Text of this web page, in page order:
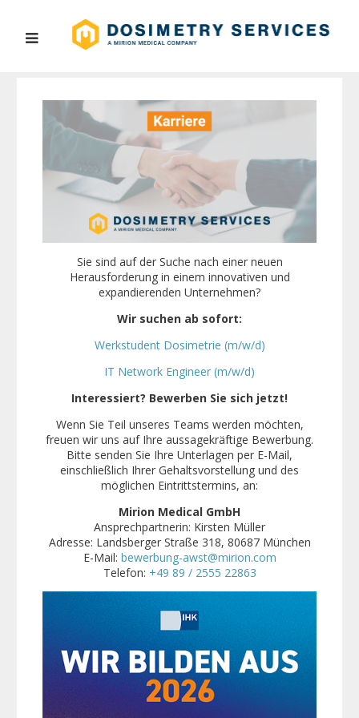
Sie sind auf der Suche nach einer neuen
Herausforderung in einem innovativen und
expandierenden Unternehmen?
Wir suchen ab sofort:
Werkstudent Dosimetrie (m/w/d)
IT Network Engineer (m/w/d)
Interessiert? Bewerben Sie sich jetzt!
Wenn Sie Teil unseres Teams werden möchten,
freuen wir uns auf Ihre aussagekräftige Bewerbung.
Bitte senden Sie Ihre Unterlagen per E-Mail,
einschließlich Ihrer Gehaltsvorstellung und des
möglichen Eintrittstermins, an:
Mirion Medical GmbH
Ansprechpartnerin: Kirsten Müller
Adresse: Landsberger Straße 318, 80687 München
E-Mail: bewerbung-awst@mirion.com
Telefon: +49 89 / 2555 22863